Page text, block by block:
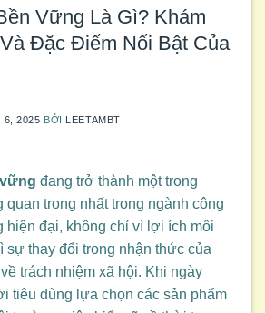
Vững Là Gì? Khám
Đặc Điểm Nổi Bật Của
6, 2025 BỞI LEETAMBT
đang trở thành một trong
trọng nhất trong ngành công
hiện đại, không chỉ vì lợi ích môi
sự thay đổi trong nhận thức của
trách nhiệm xã hội. Khi ngày
tiêu dùng lựa chọn các sản phẩm